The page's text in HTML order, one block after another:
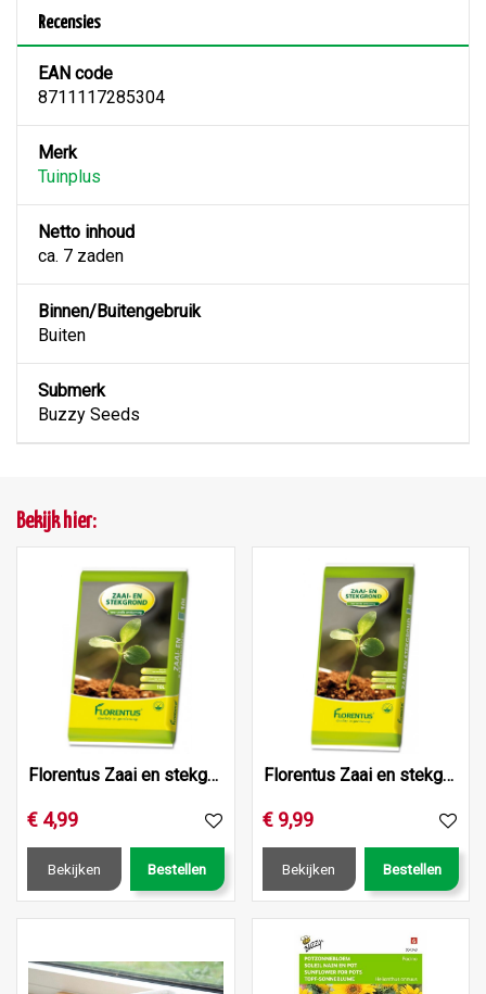
Recensies
EAN code
8711117285304
Merk
Tuinplus
Netto inhoud
ca. 7 zaden
Binnen/Buitengebruik
Buiten
Submerk
Buzzy Seeds
Bekijk hier:
Florentus Zaai en stekgrond 10L
€ 4,99
Bekijken Bestellen
Florentus Zaai en stekgrond 40L
€ 9,99
Bekijken Bestellen